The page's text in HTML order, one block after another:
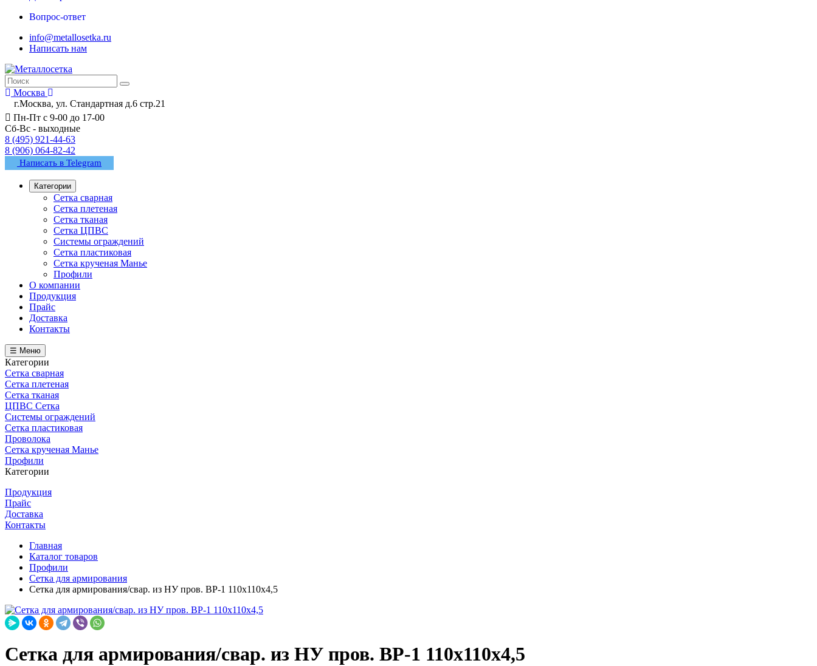
Вопрос-ответ
info@metallosetka.ru
Написать нам
Москва
г.Москва, ул. Стандартная д.6 стр.21
Пн-Пт с 9-00 до 17-00
Сб-Вс - выходные
8 (495) 921-44-63
8 (906) 064-82-42
Написать в Telegram
Категории
Сетка сварная
Сетка плетеная
Сетка тканая
Сетка ЦПВС
Системы ограждений
Сетка пластиковая
Сетка крученая Манье
Профили
О компании
Продукция
Прайс
Доставка
Контакты
☰ Меню
Категории
Сетка сварная
Сетка плетеная
Сетка тканая
ЦПВС Сетка
Системы ограждений
Сетка пластиковая
Проволока
Сетка крученая Манье
Профили
Категории
Продукция
Прайс
Доставка
Контакты
Главная
Каталог товаров
Профили
Сетка для армирования
Сетка для армирования/свар. из НУ пров. ВР-1 110х110х4,5
Сетка для армирования/свар. из НУ пров. ВР-1 110х110х4,5